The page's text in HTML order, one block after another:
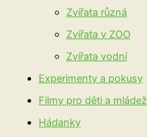
Zvířata různá
Zvířata v ZOO
Zvířata vodní
Experimenty a pokusy
Filmy pro děti a mládež
Hádanky